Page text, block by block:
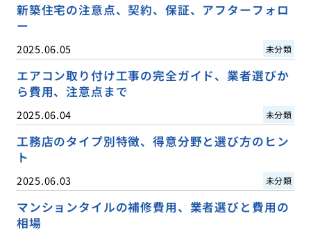
新築住宅の注意点、契約、保証、アフターフォロ
ー
2025.06.05 未分類
エアコン取り付け工事の完全ガイド、業者選びか
ら費用、注意点まで
2025.06.04 未分類
工務店のタイプ別特徴、得意分野と選び方のヒン
ト
2025.06.03 未分類
マンションタイルの補修費用、業者選びと費用の
相場